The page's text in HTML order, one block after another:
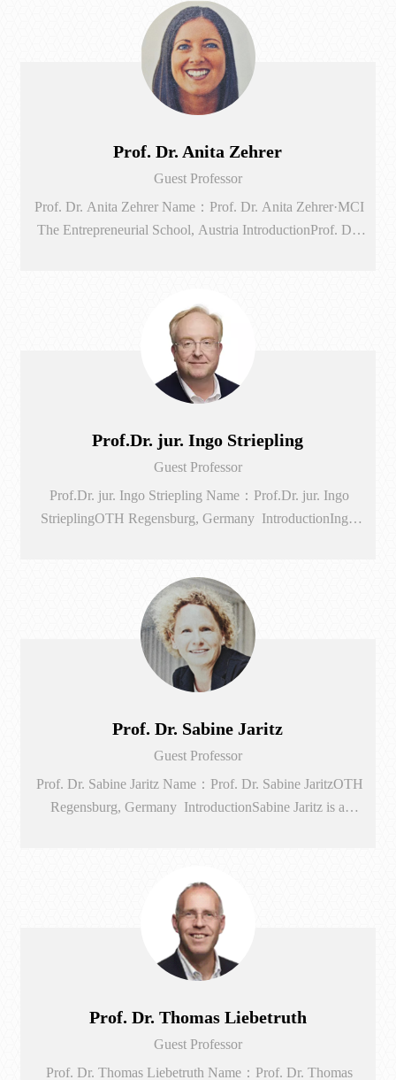
理工华南校友会、中山大学、华中科技大学等高校成
功举办过教育学术分享会。在广东保时捷，美股上市
企业等做过国际教育主题讲座。担任湖南师范大学、
粤港澳大湾区创新创业基地客座讲师，获全国国际教
育新...
Prof. Dr. Anita Zehrer
Guest Professor
Prof. Dr. Anita Zehrer Name：Prof. Dr. Anita Zehrer·MCI
The Entrepreneurial School, Austria IntroductionProf. Dr.
University with a PhD in Social Sciences and became
professor in 2015.From 2007 to 2015 she was Deputy Head
o...
Prof.Dr. jur. Ingo Striepling
Guest Professor
Prof.Dr. jur. Ingo Striepling Name：Prof.Dr. jur. Ingo
StrieplingOTH Regensburg, Germany IntroductionIngo
Hochschule Regensburg. He is also chairman of the
university's examination board. As a lawyer, he has been
involved with private international law/international contract
law si...
Prof. Dr. Sabine Jaritz
Guest Professor
Prof. Dr. Sabine Jaritz Name：Prof. Dr. Sabine JaritzOTH
Regensburg, Germany IntroductionSabine Jaritz is a
business simulation, change management, strategy and
marketing.Before joining the OTH in 2015, she worked for
more than ...
Prof. Dr. Thomas Liebetruth
Guest Professor
Prof. Dr. Thomas Liebetruth Name：Prof. Dr. Thomas